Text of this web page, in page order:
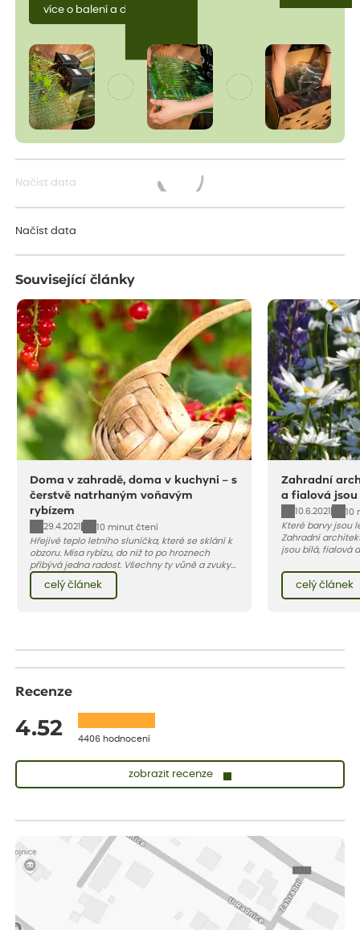
více o balení a dopravě
Načíst data
Načíst data
Související články
Doma v zahradě, doma v kuchyni – s
čerstvě natrhaným voňavým
rybízem
29.4.2021
10 minut čtení
Hřejivé teplo letního sluníčka, které se sklání k
obzoru. Mísa rybízu, do níž to po hroznech
přibývá jedna radost. Všechny ty vůně a zvuky
červencové zahrady. Sklizeň rybízu do kuchyně
vnese neuvěřitelný klid a radost. A taky trochu
bezstarostnosti dětství při mlsání babiččina
celý článek
Zahradní
a fialová jsou
10.6.2021
10
Které barvy jsou
Zahradní
jsou bílá, fialová
záhon, terasu či
obléknout i vy.
celý článek
Recenze
4.52 4406 hodnocení
zobrazit recenze
Měla jsem pouze 1objednavku a zatím jsem spokojená se
sazenicemi
Miroslava
Rostliny byly v pořádku, dobře zabalené, celková spokojenost.